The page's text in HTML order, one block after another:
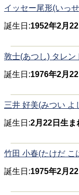
イッセー尾形(いっ
誕生日:1952年2月
敦士(あつし) タレン
誕生日:1976年2月
三井 好美(みつい よ
誕生日:2月22日生ま
竹田 小春(たけだ こ
誕生日:1975年2月